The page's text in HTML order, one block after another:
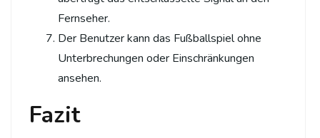
Fernseher.
Der Benutzer kann das Fußballspiel ohne
Unterbrechungen oder Einschränkungen
ansehen.
Fazit